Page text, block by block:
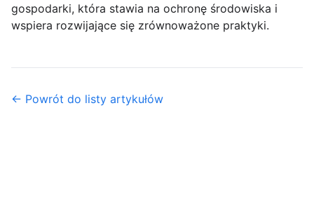
gospodarki, która stawia na ochronę środowiska i
wspiera rozwijające się zrównoważone praktyki.
← Powrót do listy artykułów